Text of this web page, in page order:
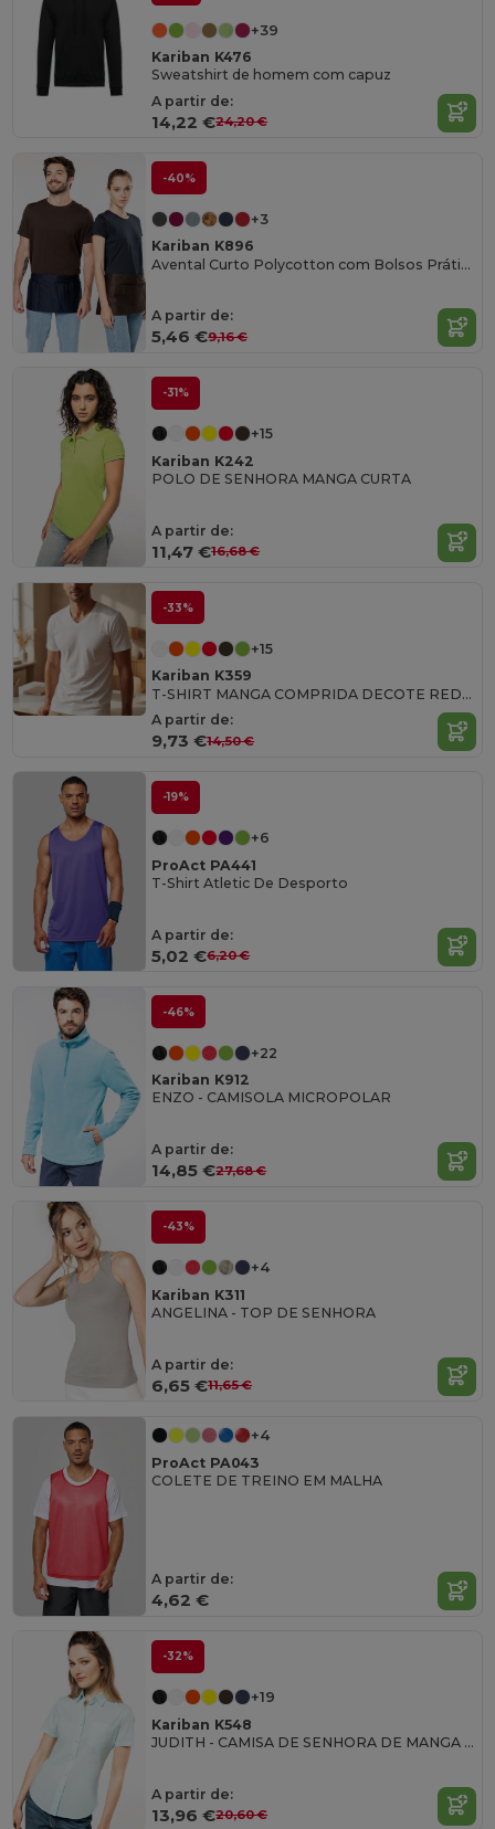
+39
Kariban K476
Sweatshirt de homem com capuz
A partir de:
14,22 €24,20 €
-40%
+3
Kariban K896
Avental Curto Polycotton com Bolsos Práticos
A partir de:
5,46 €9,16 €
-31%
+15
Kariban K242
POLO DE SENHORA MANGA CURTA
A partir de:
11,47 €16,68 €
-33%
+15
Kariban K359
T-SHIRT MANGA COMPRIDA DECOTE REDONDO
A partir de:
9,73 €14,50 €
-19%
+6
ProAct PA441
T-Shirt Atletic De Desporto
A partir de:
5,02 €6,20 €
-46%
+22
Kariban K912
ENZO - CAMISOLA MICROPOLAR
A partir de:
14,85 €27,68 €
-43%
+4
Kariban K311
ANGELINA - TOP DE SENHORA
A partir de:
6,65 €11,65 €
+4
ProAct PA043
COLETE DE TREINO EM MALHA
A partir de:
4,62 €
-32%
+19
Kariban K548
JUDITH - CAMISA DE SENHORA DE MANGA CURTA TRATAMENTO FÁCIL
A partir de:
13,96 €20,60 €